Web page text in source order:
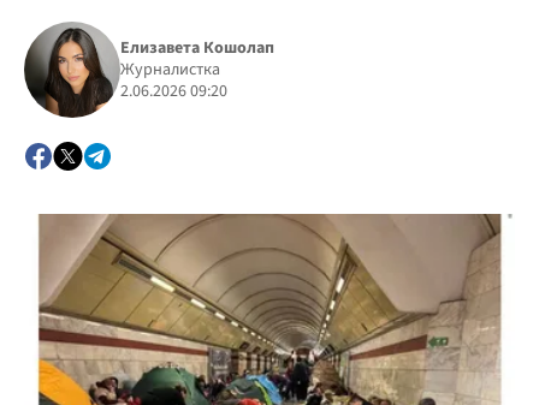
Елизавета Кошолап
Журналистка
2.06.2026 09:20